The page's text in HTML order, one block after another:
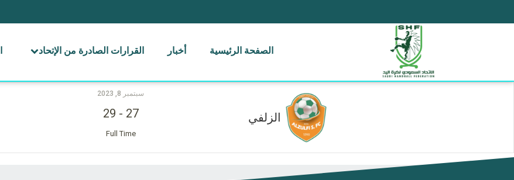
الصفحة الرئيسية أخبار القرارات الصادرة من الإتحاد
الزلفي
سبتمبر 8, 2023
27
-
29
Full Time